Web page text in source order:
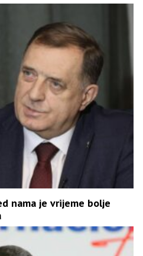
nama je vrijeme bolje